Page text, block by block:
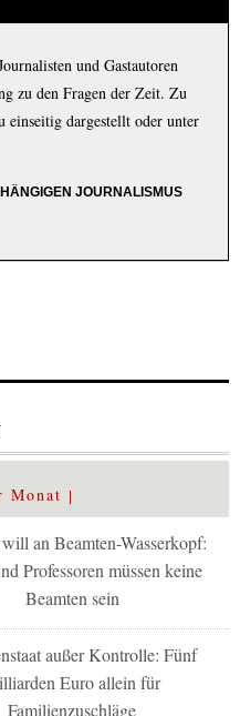
und Gastautoren
zu den Fragen der Zeit. Zu
einseitig dargestellt oder unter
JOURNALISMUS
Monat
an Beamten-Wasserkopf:
Professoren müssen keine
Beamten sein
außer Kontrolle: Fünf
Euro allein für
Familienzuschläge